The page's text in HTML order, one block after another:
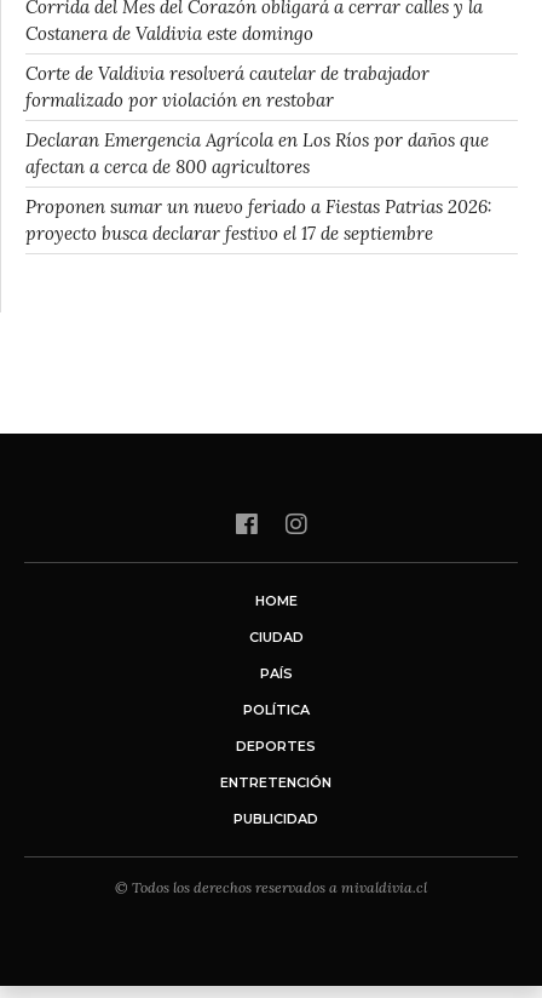
Corrida del Mes del Corazón obligará a cerrar calles y la
Costanera de Valdivia este domingo
Corte de Valdivia resolverá cautelar de trabajador
formalizado por violación en restobar
Declaran Emergencia Agrícola en Los Ríos por daños que
afectan a cerca de 800 agricultores
Proponen sumar un nuevo feriado a Fiestas Patrias 2026:
proyecto busca declarar festivo el 17 de septiembre
HOME
CIUDAD
PAÍS
POLÍTICA
DEPORTES
ENTRETENCIÓN
PUBLICIDAD
© Todos los derechos reservados a mivaldivia.cl